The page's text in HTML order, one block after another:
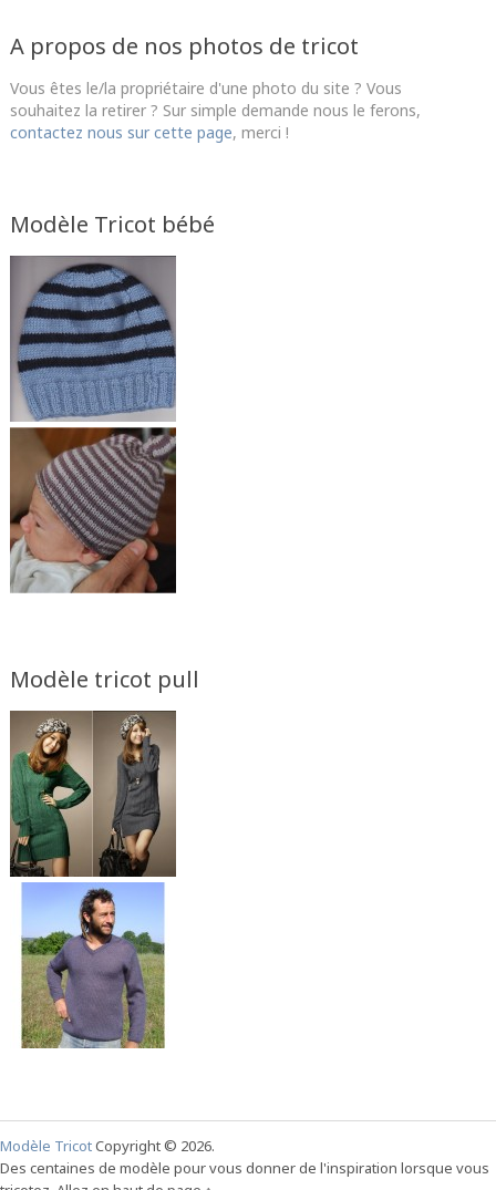
A propos de nos photos de tricot
Vous êtes le/la propriétaire d'une photo du site ? Vous
souhaitez la retirer ? Sur simple demande nous le ferons,
contactez nous sur cette page, merci !
Modèle Tricot bébé
Modèle tricot pull
Modèle TricotCopyright © 2026.
Des centaines de modèle pour vous donner de l'inspiration lorsque vous